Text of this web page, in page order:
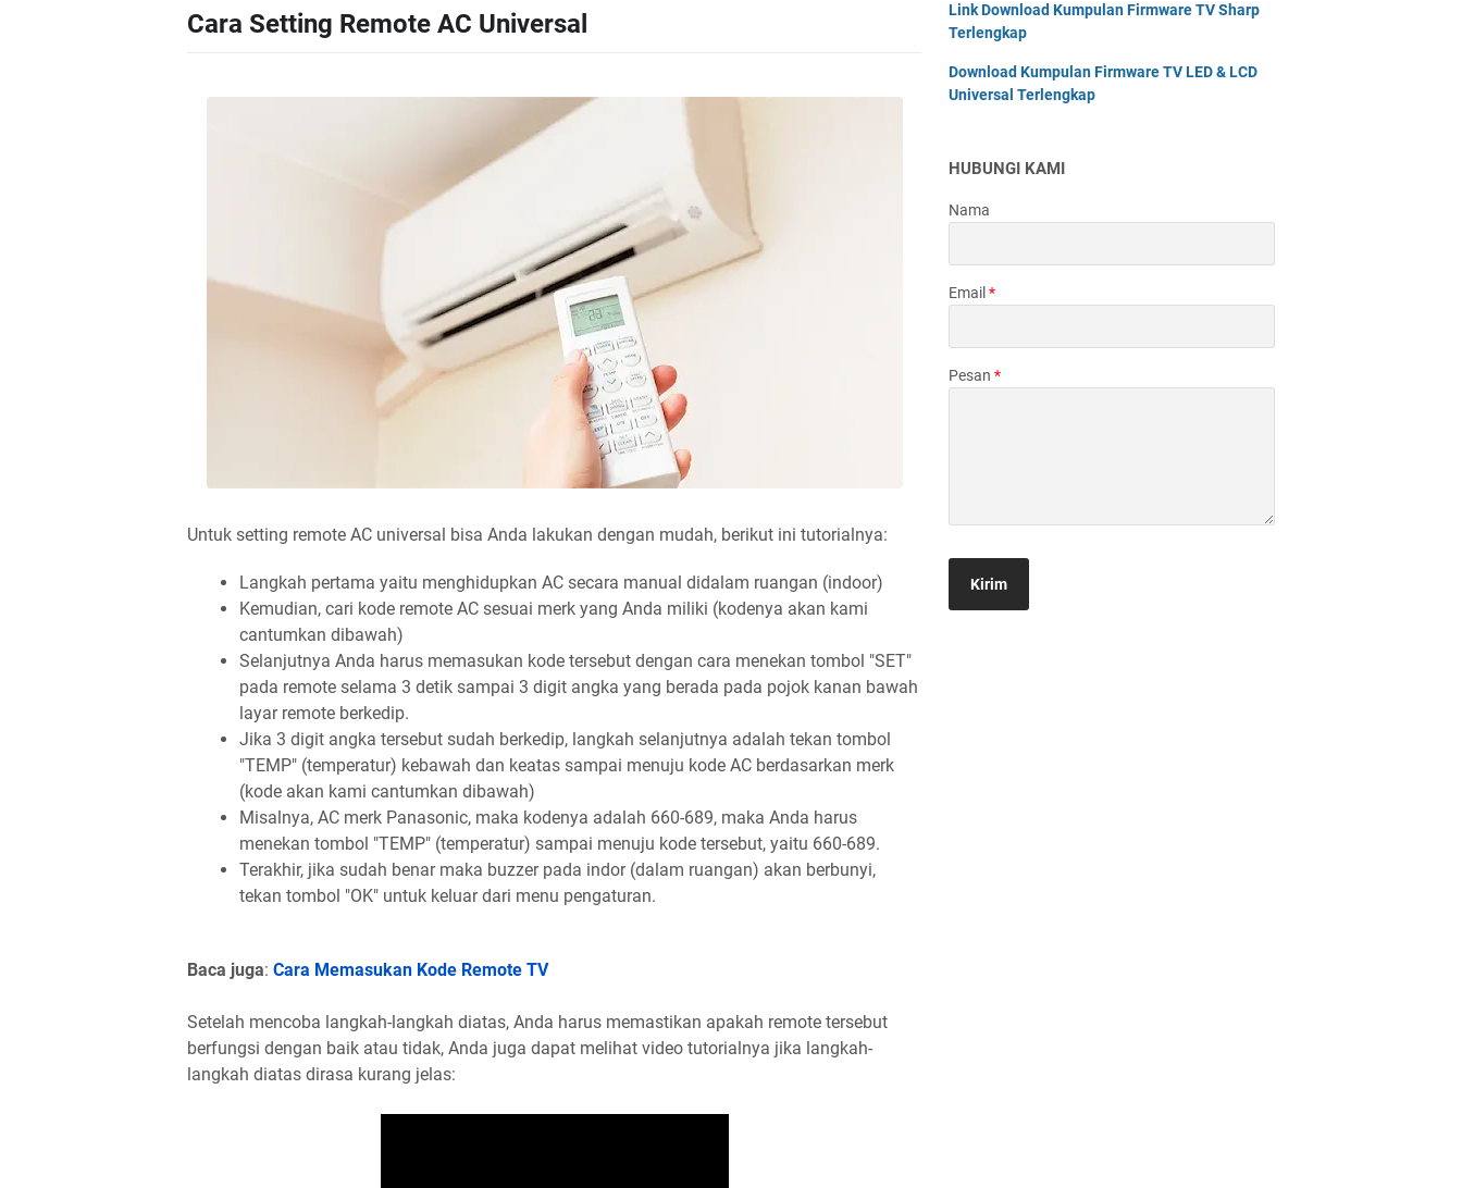
Cara Setting Remote AC Universal
Untuk setting remote AC universal bisa Anda lakukan dengan mudah, berikut ini tutorialnya:
Langkah pertama yaitu menghidupkan AC secara manual didalam ruangan (indoor)
Kemudian, cari kode remote AC sesuai merk yang Anda miliki (kodenya akan kami
cantumkan dibawah)
Selanjutnya Anda harus memasukan kode tersebut dengan cara menekan tombol "SET"
pada remote selama 3 detik sampai 3 digit angka yang berada pada pojok kanan bawah
layar remote berkedip.
Jika 3 digit angka tersebut sudah berkedip, langkah selanjutnya adalah tekan tombol
"TEMP" (temperatur) kebawah dan keatas sampai menuju kode AC berdasarkan merk
(kode akan kami cantumkan dibawah)
Misalnya, AC merk Panasonic, maka kodenya adalah 660-689, maka Anda harus
menekan tombol "TEMP" (temperatur) sampai menuju kode tersebut, yaitu 660-689.
Terakhir, jika sudah benar maka buzzer pada indor (dalam ruangan) akan berbunyi,
tekan tombol "OK" untuk keluar dari menu pengaturan.
Baca juga: Cara Memasukan Kode Remote TV
Setelah mencoba langkah-langkah diatas, Anda harus memastikan apakah remote tersebut
berfungsi dengan baik atau tidak, Anda juga dapat melihat video tutorialnya jika langkah-
langkah diatas dirasa kurang jelas:
Link Download Kumpulan Firmware TV Sharp
Terlengkap
Download Kumpulan Firmware TV LED & LCD
Universal Terlengkap
HUBUNGI KAMI
Nama
Email *
Pesan *